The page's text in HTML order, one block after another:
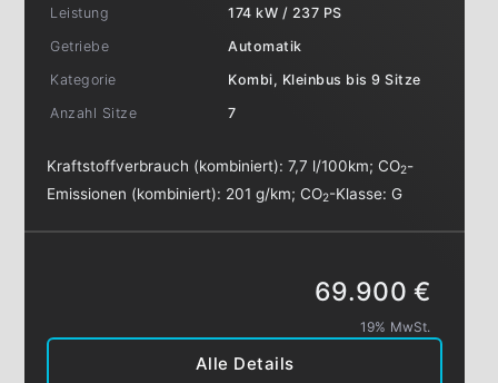
Leistung
174 kW / 237 PS
Getriebe
Automatik
Kategorie
Kombi, Kleinbus bis 9 Sitze
Anzahl Sitze
7
Kraftstoffverbrauch (kombiniert):7,7 l/100km;CO2-
Emissionen (kombiniert): 201 g/km;CO2-Klasse:G
Alle Details
69.900 €
19% MwSt.